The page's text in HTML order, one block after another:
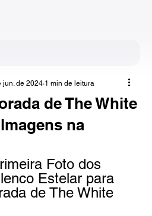
de The White
na
jun. de 2024 1 min de leitura
Foto dos
Estelar para
de The White